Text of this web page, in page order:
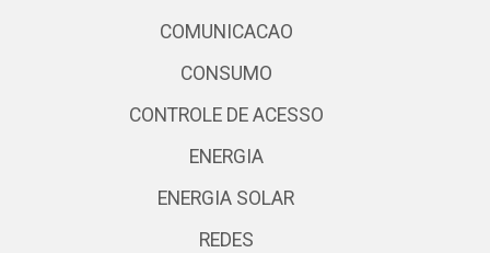
COMUNICACAO
CONSUMO
CONTROLE DE ACESSO
ENERGIA
ENERGIA SOLAR
REDES